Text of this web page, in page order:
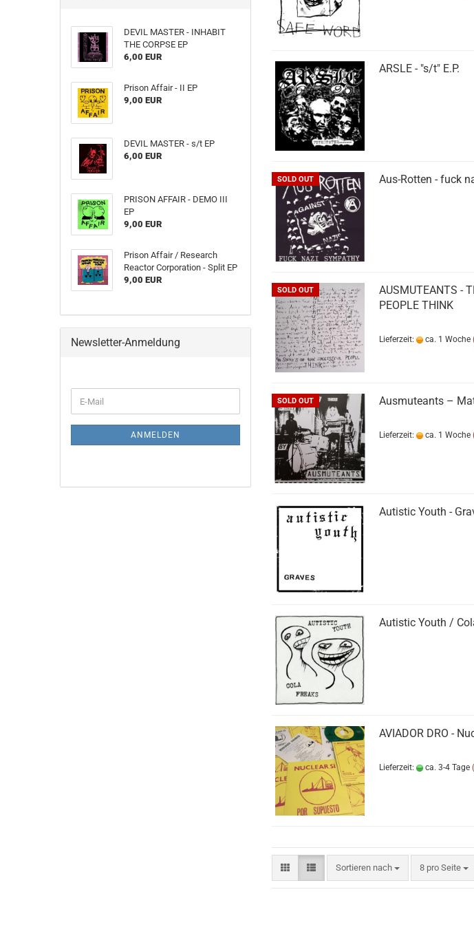
ARSLE - "s/t" E.P.
SOLD OUT
Aus-Rotten - fuck
SOLD OUT
AUSMUTEANTS -
PEOPLE THINK
Lieferzeit: ca. 1 Woche
SOLD OUT Ausmuteants ‎–
Lieferzeit: ca. 1 Woche
Autistic Youth -
Autistic Youth /
AVIADOR DRO -
Lieferzeit: ca. 3-4 Tage
Sortieren nach
Sortieren nach 8 pro Seite
pro Seite
DEVIL MASTER - INHABIT
THE CORPSE EP
6,00 EUR
Prison Affair - II EP
9,00 EUR
DEVIL MASTER - s​/​t EP
6,00 EUR
PRISON AFFAIR - DEMO III
EP
9,00 EUR
Prison Affair / Research
Reactor Corporation - Split EP
9,00 EUR
Newsletter-Anmeldung
ZUR
E-
Mail
ANMELDEN